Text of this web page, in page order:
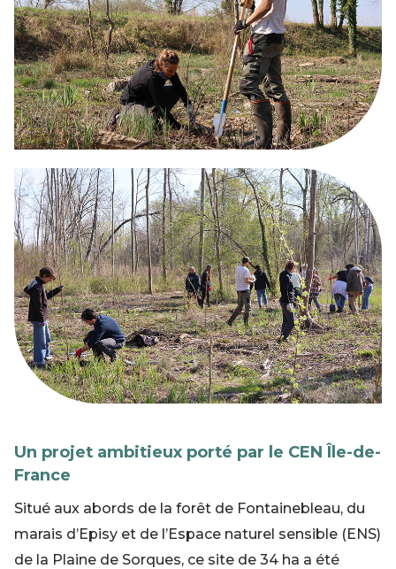
Un projet ambitieux porté par le CEN Île-de-
France
Situé aux abords de la forêt de Fontainebleau, du
marais d’Episy et de l’Espace naturel sensible (ENS)
de la Plaine de Sorques, ce site de 34 ha a été